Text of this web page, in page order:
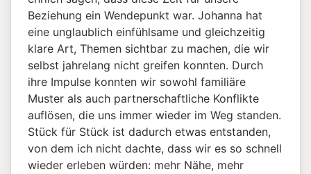
Beziehung ein Wendepunkt war. Johanna hat
eine unglaublich einfühlsame und gleichzeitig
klare Art, Themen sichtbar zu machen, die wir
selbst jahrelang nicht greifen konnten. Durch
ihre Impulse konnten wir sowohl familiäre
Muster als auch partnerschaftliche Konflikte
auflösen, die uns immer wieder im Weg standen.
Stück für Stück ist dadurch etwas entstanden,
von dem ich nicht dachte, dass wir es so schnell
wieder erleben würden: mehr Nähe, mehr